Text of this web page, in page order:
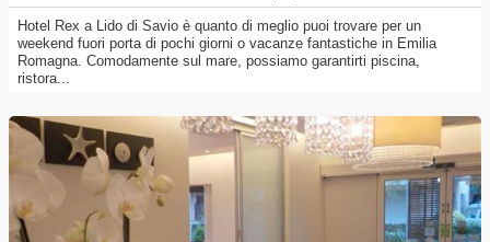
Hotel Rex a Lido di Savio è quanto di meglio puoi trovare per un
weekend fuori porta di pochi giorni o vacanze fantastiche in Emilia
Romagna. Comodamente sul mare, possiamo garantirti piscina,
ristora...